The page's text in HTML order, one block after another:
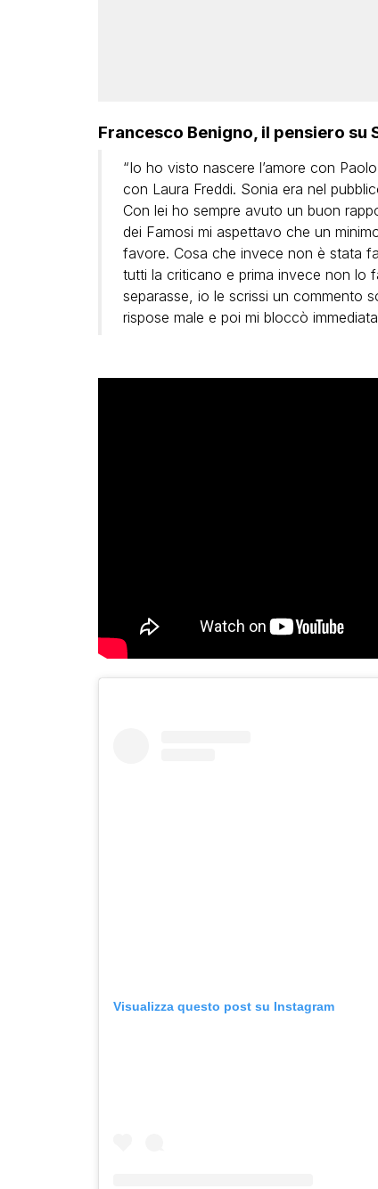
Francesco Benigno, il pensiero su
“Io ho visto nascere l’amore con
con Laura Freddi. Sonia era nel
Con lei ho sempre avuto un buon
dei Famosi mi aspettavo che un
favore. Cosa che invece non è stata
tutti la criticano e prima invece non lo
separasse, io le scrissi un commento
rispose male e poi mi bloccò
Visualizza questo post su Instagram